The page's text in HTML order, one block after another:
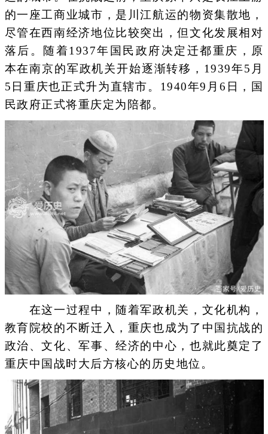
的一座工商业城市，是川江航运的物资集散地，
尽管在西南经济地位比较突出，但文化发展相对
落后。随着1937年国民政府决定迁都重庆，原
本在南京的军政机关开始逐渐转移，1939年5月
5日重庆也正式升为直辖市。1940年9月6日，国
民政府正式将重庆定为陪都。
在这一过程中，随着军政机关，文化机构，
教育院校的不断迁入，重庆也成为了中国抗战的
政治、文化、军事、经济的中心，也就此奠定了
重庆中国战时大后方核心的历史地位。